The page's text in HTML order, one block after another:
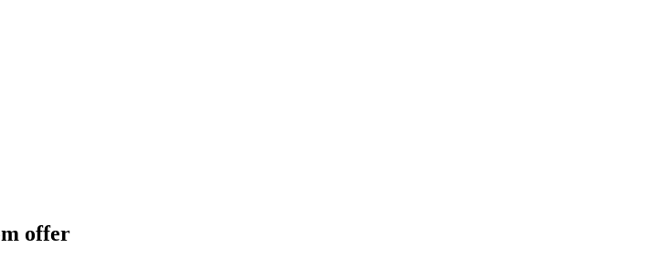
offer